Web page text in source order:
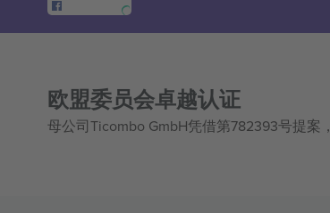
欧盟委员会卓越认证
母公司Ticombo GmbH凭借第782393号提案